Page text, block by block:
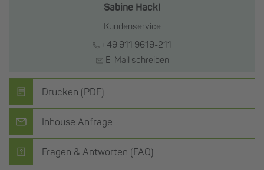
Sabine Hackl
Kundenservice
+49 911 9619-211
E-Mail schreiben
Drucken (PDF)
Inhouse Anfrage
Fragen & Antworten (FAQ)